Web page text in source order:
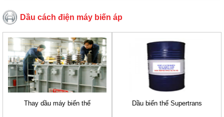
Dầu cách điện máy biến áp
Thay dầu máy biến thế Dầu biến thế Supertrans